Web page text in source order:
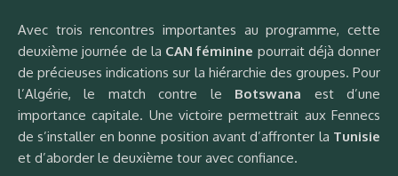
Avec trois rencontres importantes au programme, cette
deuxième journée de la CAN féminine pourrait déjà donner
de précieuses indications sur la hiérarchie des groupes. Pour
l’Algérie, le match contre le Botswana est d’une
importance capitale. Une victoire permettrait aux Fennecs
de s’installer en bonne position avant d’affronter la Tunisie
et d’aborder le deuxième tour avec confiance.